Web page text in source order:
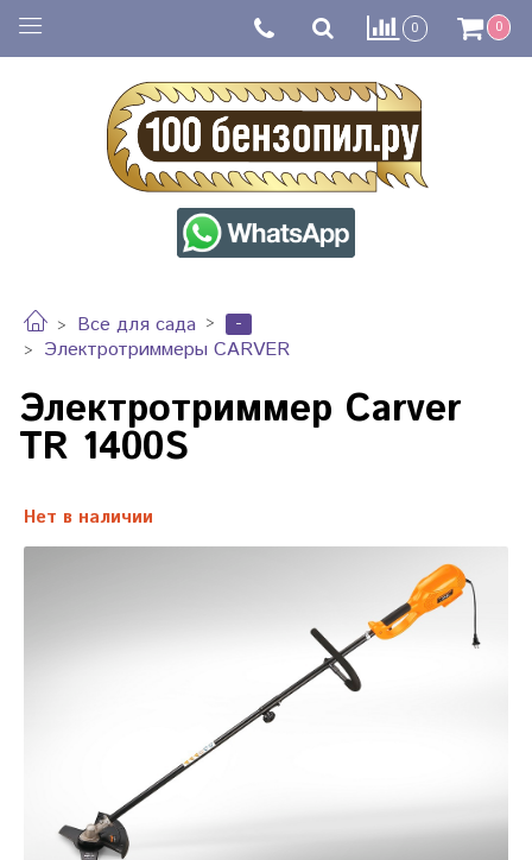
0 0
Все для сада
-
Электротриммеры CARVER
Электротриммер Carver
TR 1400S
Нет в наличии